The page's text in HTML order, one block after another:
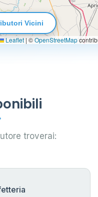
Leaflet | ©OpenStreetMap
Vicini
troverai: